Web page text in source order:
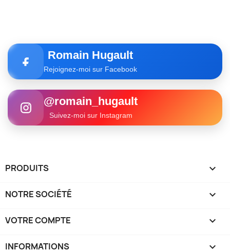
Romain Hugault
Rejoignez-moi sur Facebook
@romain_hugault
Suivez-moi sur Instagram
PRODUITS 
NOTRE SOCIÉTÉ 
VOTRE COMPTE 
INFORMATIONS keyboard_arrow_down